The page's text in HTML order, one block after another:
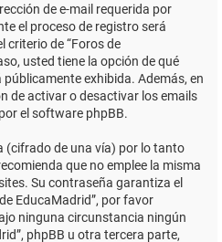
de e-mail requerida por
el proceso de registro será
criterio de “Foros de
usted tiene la opción de qué
exhibida. Además, en
de activar o desactivar los emails
el software phpBB.
(cifrado de una vía) por lo tanto
que no emplee la misma
Su contraseña garantiza el
EducaMadrid”, por favor
ninguna circunstancia ningún
phpBB u otra tercera parte,